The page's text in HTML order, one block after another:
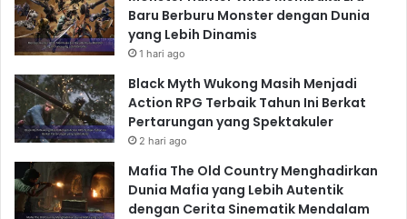
Baru Berburu Monster dengan Dunia
yang Lebih Dinamis
1 hari ago
Black Myth Wukong Masih Menjadi
Action RPG Terbaik Tahun Ini Berkat
Pertarungan yang Spektakuler
2 hari ago
Mafia The Old Country Menghadirkan
Dunia Mafia yang Lebih Autentik
dengan Cerita Sinematik Mendalam